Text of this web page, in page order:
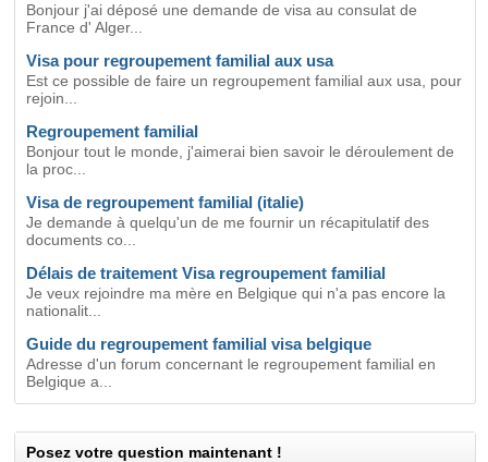
Bonjour j'ai déposé une demande de visa au consulat de
France d' Alger...
Visa pour regroupement familial aux usa
Est ce possible de faire un regroupement familial aux usa, pour
rejoin...
Regroupement familial
Bonjour tout le monde, j'aimerai bien savoir le déroulement de
la proc...
Visa de regroupement familial (italie)
Je demande à quelqu'un de me fournir un récapitulatif des
documents co...
Délais de traitement Visa regroupement familial
Je veux rejoindre ma mère en Belgique qui n'a pas encore la
nationalit...
Guide du regroupement familial visa belgique
Adresse d'un forum concernant le regroupement familial en
Belgique a...
Posez votre question maintenant !